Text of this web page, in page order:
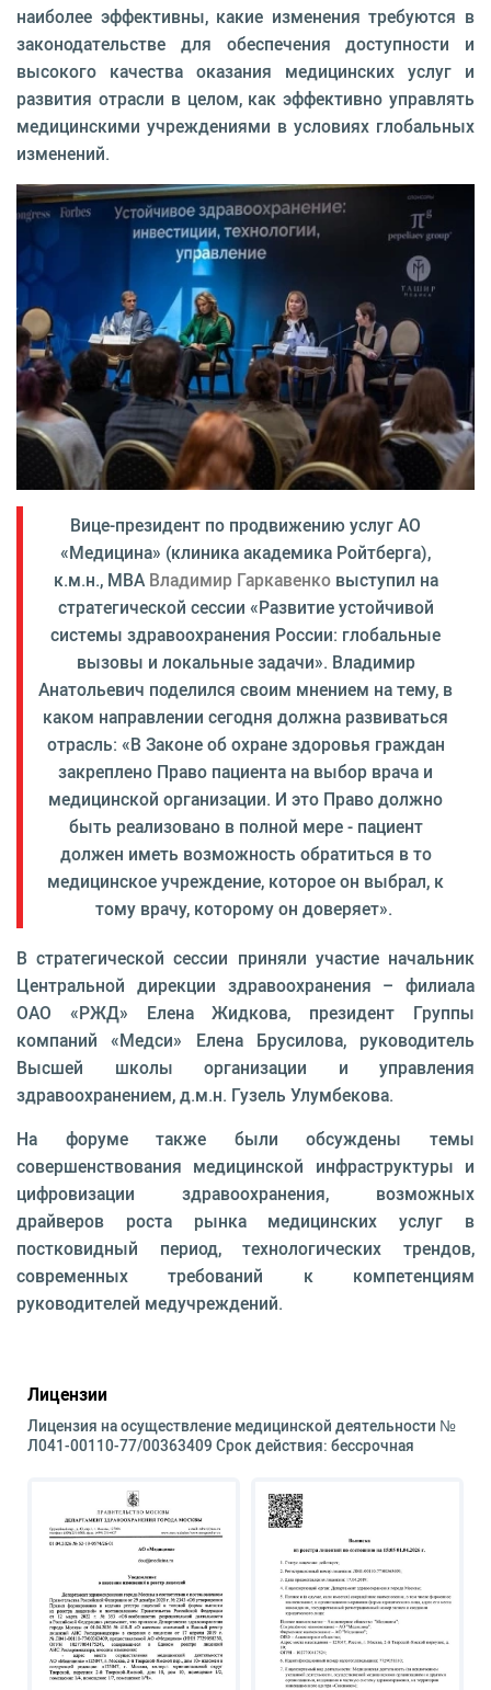
наиболее эффективны, какие изменения требуются в
законодательстве для обеспечения доступности и
высокого качества оказания медицинских услуг и
развития отрасли в целом, как эффективно управлять
медицинскими учреждениями в условиях глобальных
изменений.
Вице-президент по продвижению услуг АО
«Медицина» (клиника академика Ройтберга),
к.м.н., МВАВладимир Гаркавенковыступил на
стратегической сессии «Развитие устойчивой
системы здравоохранения России: глобальные
вызовы и локальные задачи». Владимир
Анатольевич поделился своим мнением на тему, в
каком направлении сегодня должна развиваться
отрасль: «В Законе об охране здоровья граждан
закреплено Право пациента на выбор врача и
медицинской организации. И это Право должно
быть реализовано в полной мере - пациент
должен иметь возможность обратиться в то
медицинское учреждение, которое он выбрал, к
тому врачу, которому он доверяет».
В стратегической сессии приняли участие начальник
Центральной дирекции здравоохранения – филиала
ОАО «РЖД» Елена Жидкова, президент Группы
компаний «Медси» Елена Брусилова, руководитель
Высшей школы организации и управления
здравоохранением, д.м.н. Гузель Улумбекова.
На форуме также были обсуждены темы
совершенствования медицинской инфраструктуры и
цифровизации здравоохранения, возможных
драйверов роста рынка медицинских услуг в
постковидный период, технологических трендов,
современных требований к компетенциям
руководителей медучреждений.
Лицензии
Лицензия на осуществление медицинской деятельности №
Л041-00110-77/00363409 Срок действия: бессрочная